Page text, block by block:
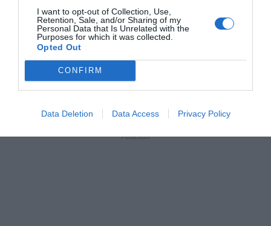
I want to opt-out of Collection, Use,
Retention, Sale, and/or Sharing of my
Personal Data that Is Unrelated with the
Purposes for which it was collected.
Opted Out
CONFIRM
Data Deletion Data Access Privacy Policy